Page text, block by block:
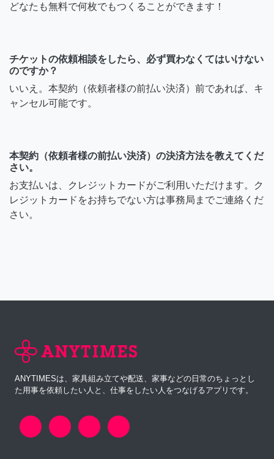
どなたも無料で何枚でもつくることができます！
チケットの依頼相談をしたら、必ず買わなくてはいけない
のですか？
いいえ。本契約（依頼者様の前払い決済）前であれば、キ
ャンセル可能です。
本契約（依頼者様の前払い決済）の決済方法を教えてくだ
さい。
お支払いは、クレジットカードがご利用いただけます。ク
レジットカードをお持ちでない方は事務局までご連絡くだ
さい。
ANYTIMESは、家具組み立てや配送、家事などの日常のちょっとし
た用事を依頼したい人と、仕事をしたい人をつなげるアプリです。